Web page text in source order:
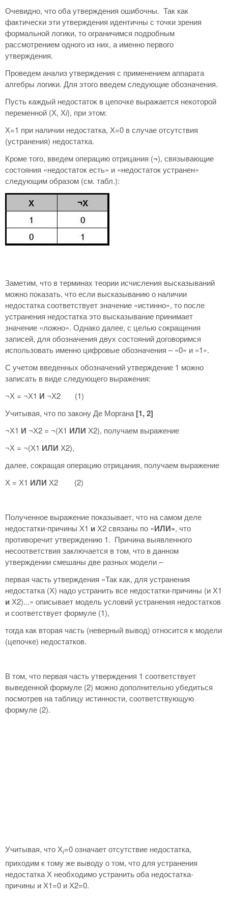
Очевидно, что оба утверждения ошибочны. Так как
фактически эти утверждения идентичны с точки зрения
формальной логики, то ограничимся подробным
рассмотрением одного из них, а именно первого
утверждения.
Проведем анализ утверждения с применением аппарата
алгебры логики. Для этого введем следующие обозначения.
Пусть каждый недостаток в цепочке выражается некоторой
переменной (Х, Хi), при этом:
Х=1 при наличии недостатка, Х=0 в случае отсутствия
(устранения) недостатка.
Кроме того, введем операцию отрицания (¬), связывающие
состояния «недостаток есть» и «недостаток устранен»
следующим образом (см. табл.):
Заметим, что в терминах теории исчисления высказываний
можно показать, что если высказыванию о наличии
недостатка соответствует значение «истинно», то после
устранения недостатка это высказывание принимает
значение «ложно». Однако далее, с целью сокращения
записей, для обозначения двух состояний договоримся
использовать именно цифровые обозначения – «0» и «1».
С учетом введенных обозначений утверждение 1 можно
записать в виде следующего выражения:
¬Х = ¬Х1 И ¬Х2 (1)
Учитывая, что по закону Де Моргана[1, 2]
¬Х1 И ¬Х2 = ¬(Х1 ИЛИ Х2), получаем выражение
¬Х = ¬(Х1 ИЛИ Х2),
далее, сокращая операцию отрицания, получаем выражение
Х = Х1 ИЛИ Х2 (2)
Полученное выражение показывает, что на самом деле
недостатки-причины Х1 иХ2 связаны по «ИЛИ», что
противоречит утверждению 1. Причина выявленного
несоответствия заключается в том, что в данном
утверждении смешаны две разных модели –
первая часть утверждения «Так как, для устранения
недостатка (Х) надо устранить все недостатки-причины (и Х1
иХ2)...» описывает модель условий устранения недостатков
и соответствует формуле (1),
тогда как вторая часть (неверный вывод) относится к модели
(цепочке) недостатков.
В том, что первая часть утверждения 1 соответствует
выведенной формуле (2) можно дополнительно убедиться
посмотрев на таблицу истинности, соответствующую
формуле (2).
Учитывая, что Хi=0 означает отсутствие недостатка,
приходим к тому же выводу о том, что для устранения
недостатка Х необходимо устранить оба недостатка-
причины и Х1=0 и Х2=0.